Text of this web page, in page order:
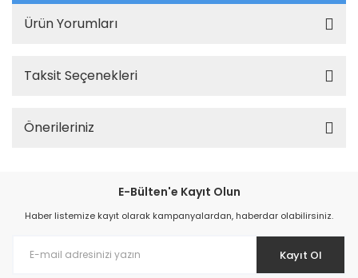
Ürün Yorumları
Taksit Seçenekleri
Önerileriniz
E-Bülten'e Kayıt Olun
Haber listemize kayıt olarak kampanyalardan, haberdar olabilirsiniz.
Kayıt Ol